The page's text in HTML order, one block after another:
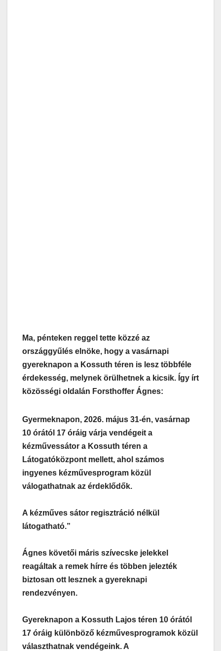
Ma, pénteken reggel tette közzé az
országgyűlés elnöke, hogy a vasárnapi
gyereknapon a Kossuth téren is lesz többféle
érdekesség, melynek örülhetnek a kicsik. Így írt
közösségi oldalán Forsthoffer Ágnes:
Gyermeknapon, 2026. május 31-én, vasárnap
10 órától 17 óráig várja vendégeit a
kézművessátor a Kossuth téren a
Látogatóközpont mellett, ahol számos
ingyenes kézművesprogram közül
válogathatnak az érdeklődők.
A kézműves sátor regisztráció nélkül
látogatható.”
Ágnes követői máris szívecske jelekkel
reagáltak a remek hírre és többen jelezték
biztosan ott lesznek a gyereknapi
rendezvényen.
Gyereknapon a Kossuth Lajos téren 10 órától
17 óráig különböző kézművesprogramok közül
választhatnak vendégeink. A